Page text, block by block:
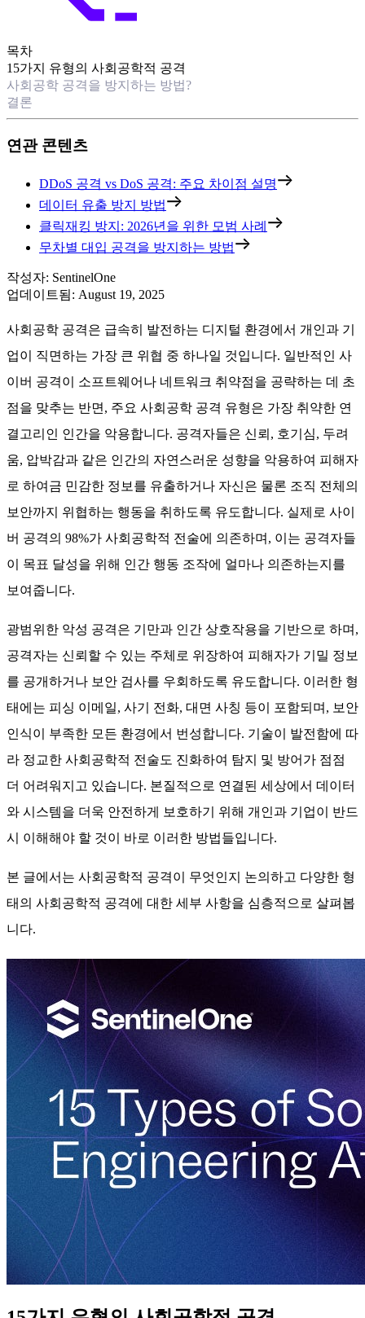
목차
15가지 유형의 사회공학적 공격
사회공학 공격을 방지하는 방법?
결론
연관 콘텐츠
DDoS 공격 vs DoS 공격: 주요 차이점 설명
데이터 유출 방지 방법
클릭재킹 방지: 2026년을 위한 모범 사례
무차별 대입 공격을 방지하는 방법
작성자: SentinelOne
업데이트됨: August 19, 2025
사회공학 공격은 급속히 발전하는 디지털 환경에서 개인과 기
업이 직면하는 가장 큰 위협 중 하나일 것입니다. 일반적인 사
이버 공격이 소프트웨어나 네트워크 취약점을 공략하는 데 초
점을 맞추는 반면, 주요 사회공학 공격 유형은 가장 취약한 연
결고리인 인간을 악용합니다. 공격자들은 신뢰, 호기심, 두려
움, 압박감과 같은 인간의 자연스러운 성향을 악용하여 피해자
로 하여금 민감한 정보를 유출하거나 자신은 물론 조직 전체의
보안까지 위협하는 행동을 취하도록 유도합니다. 실제로 사이
버 공격의 98%가 사회공학적 전술에 의존하며, 이는 공격자들
이 목표 달성을 위해 인간 행동 조작에 얼마나 의존하는지를
보여줍니다.
광범위한 악성 공격은 기만과 인간 상호작용을 기반으로 하며,
공격자는 신뢰할 수 있는 주체로 위장하여 피해자가 기밀 정보
를 공개하거나 보안 검사를 우회하도록 유도합니다. 이러한 형
태에는 피싱 이메일, 사기 전화, 대면 사칭 등이 포함되며, 보안
인식이 부족한 모든 환경에서 번성합니다. 기술이 발전함에 따
라 정교한 사회공학적 전술도 진화하여 탐지 및 방어가 점점
더 어려워지고 있습니다. 본질적으로 연결된 세상에서 데이터
와 시스템을 더욱 안전하게 보호하기 위해 개인과 기업이 반드
시 이해해야 할 것이 바로 이러한 방법들입니다.
본 글에서는 사회공학적 공격이 무엇인지 논의하고 다양한 형
태의 사회공학적 공격에 대한 세부 사항을 심층적으로 살펴봅
니다.